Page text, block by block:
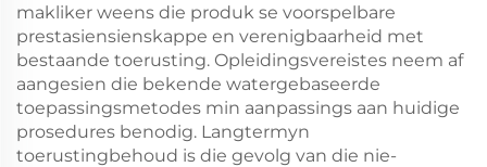
makliker weens die produk se voorspelbare
prestasiensienskappe en verenigbaarheid met
bestaande toerusting. Opleidingsvereistes neem af
aangesien die bekende watergebaseerde
toepassingsmetodes min aanpassings aan huidige
prosedures benodig. Langtermyn
toerustingbehoud is die gevolg van die nie-